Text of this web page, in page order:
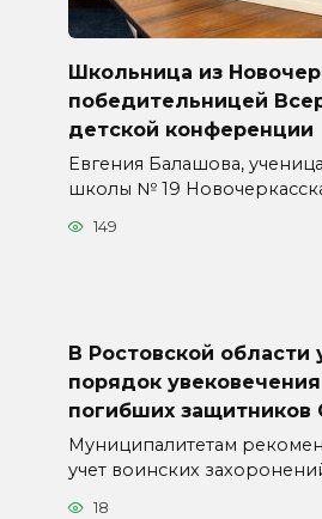
Школьница из
победительницей
детской конференции
Евгения Балашова,
школы № 19
149
В Ростовской области
порядок
погибших защитников
Муниципалитетам
учет воинских
18